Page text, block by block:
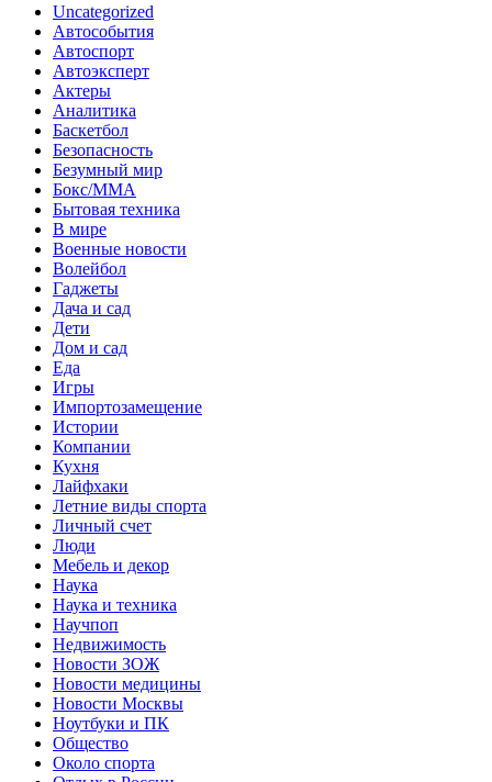
Uncategorized
Автособытия
Автоспорт
Автоэксперт
Актеры
Аналитика
Баскетбол
Безопасность
Безумный мир
Бокс/MMA
Бытовая техника
В мире
Военные новости
Волейбол
Гаджеты
Дача и сад
Дети
Дом и сад
Еда
Игры
Импортозамещение
Истории
Компании
Кухня
Лайфхаки
Летние виды спорта
Личный счет
Люди
Мебель и декор
Наука
Наука и техника
Научпоп
Недвижимость
Новости ЗОЖ
Новости медицины
Новости Москвы
Ноутбуки и ПК
Общество
Около спорта